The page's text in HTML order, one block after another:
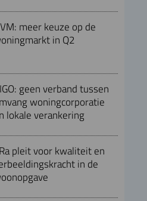
meer keuze op de
in Q2
geen verband tussen
woningcorporatie
lokale verankering
pleit voor kwaliteit en
in de